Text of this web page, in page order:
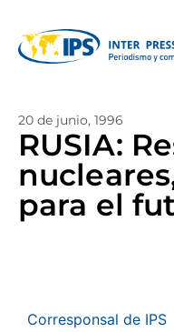
20 de junio, 1996
RUSIA:
para el
Corresponsal de IPS